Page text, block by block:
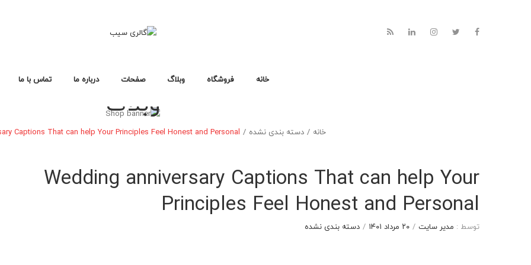
خانه فروشگاه وبلاگ صفحات درباره ما تماس با ما
خانه فروشگاه
وبلاگ
خانه / دسته بندی نشده /
Captions That can help Your Principles Feel Honest and Personal
Wedding anniversary Captions That can help Your
Principles Feel Honest and Personal
توسط : مدیر سایت / ۲۰ مرداد ۱۴۰۱ / دسته بندی نشده